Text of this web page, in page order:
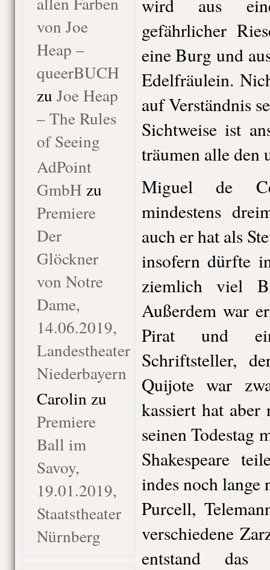
von Joe
Heap –
queerBUCH
zu Joe Heap
– The Rules
of Seeing
AdPoint
GmbH zu
Premiere
Der
Glöckner
von Notre
Dame,
14.06.2019,
Landestheater
Niederbayern
Carolin zu
Premiere
Ball im
Savoy,
19.01.2019,
Staatstheater
Nürnberg
wird aus
gefährlicher
eine Burg und
Edelfräulein.
auf Verständnis
Sichtweise ist
träumen alle den
Miguel de
mindestens
auch er hat als
insofern dürfte
ziemlich viel
Außerdem war
Pirat und
Schriftsteller,
Quijote war
kassiert hat aber
seinen Todestag
Shakespeare
indes noch lange
Purcell,
verschiedene
entstand